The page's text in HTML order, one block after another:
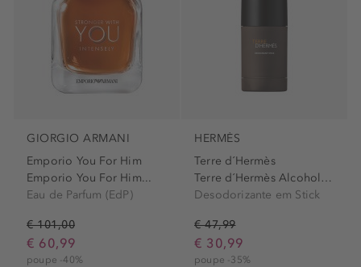
GIORGIO ARMANI
Emporio You For Him
Emporio You For Him...
Eau de Parfum (EdP)
€ 101,00
€ 60,99
poupe -40%
HERMÈS
Terre d´Hermès
Terre d´Hermès Alcohol-Free...
Desodorizante em Stick
€ 47,99
€ 30,99
poupe -35%